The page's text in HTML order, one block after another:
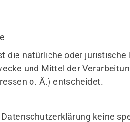
die natürliche oder juristische
und Mittel der
o. Ä.) entscheidet.
keine